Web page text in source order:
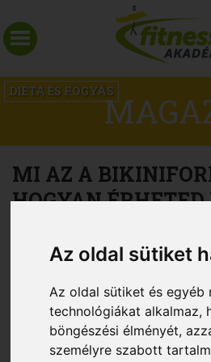
Az oldal sütiket
Az oldal sütiket és egyéb
technológiákat alkalmaz,
böngészési élményét,
személyre szabott
DIÉTA ÉS FOGYÁS
MI AZ A
HOGYAN ÉRHETED